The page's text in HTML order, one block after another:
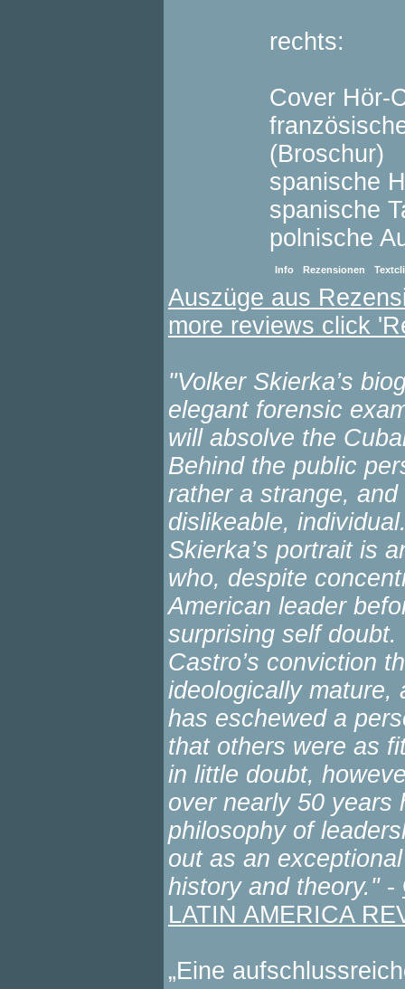
rechts:
Cover Hör-
(Broschur)
spanische
spanische
polnische
Info Rezensionen
Auszüge aus
more reviews click
"Volker Skierka’s
elegant forensic
will absolve the
Behind the public
rather a strange,
dislikeable,
Skierka’s portrait is
who, despite
American leader
surprising self
Castro’s conviction
ideologically mature,
has eschewed a
that others were as
in little doubt,
over nearly 50 years
philosophy of
out as an
history and theory."-
LATIN AMERICA
„Eine